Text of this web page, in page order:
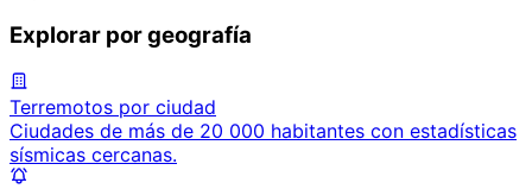
Explorar por geografía
Terremotos por ciudad
Ciudades de más de 20 000 habitantes con estadísticas
sísmicas cercanas.